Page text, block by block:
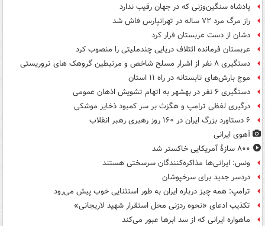
پادشاه سنگین‌وزنی که در جهان رقیب ندارد
راز مرگ مرد ۷۲ ساله در تهرانپارس فاش شد
دشان از دست عربستان فرار کرد
عربستان فرمانده ائتلاف دریایی چندملیتی را منصوب کرد
دستگیری ۸ نفر از اشرار مسلح شاخص و مرتبطین گروهک های تروریستی
موج بارش‌های تابستانه در راه ۱۱ استان
دستگیری ۶ نفر در بهشهر به اتهام تشویش اذهان عمومی
درگیری لفظی ترامپ و هگزث بر سر کمبود ذخایر موشکی
۶ دستاورد بزرگ ایران در ۱۶۰ روز رهبری رهبر انقلاب
آهوی ایرانی
۸۰۰ سازۀ آمریکایی خاکستر شد
ونس: ایرانی‌ها مذاکره‌کنندگان سرسختی هستند
دردسر جدید برای سرخپوشان
ترامپ: همه چیز درباره ایران به طور استثنایی خوب پیش می‌رود
تکذیب ادعای «نحوه ردزنی محل استقرار شهید لاریجانی»
ماهواره ایرانی که از سد ابرها عبور می‌کند